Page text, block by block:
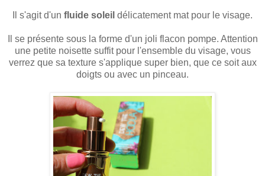
Il s'agit d'un fluide soleil délicatement mat pour le visage.
Il se présente sous la forme d'un joli flacon pompe. Attention
une petite noisette suffit pour l'ensemble du visage, vous
verrez que sa texture s'applique super bien, que ce soit aux
doigts ou avec un pinceau.